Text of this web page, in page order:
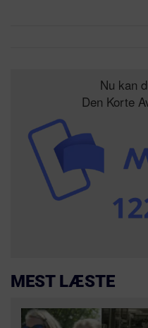
Nu kan
Den Korte
MEST LÆSTE